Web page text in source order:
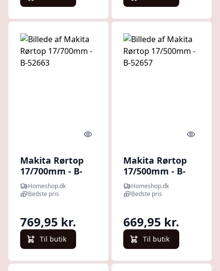
Quick look
Makita Rørtop
17/700mm - B-
52663
Homeshop.dk
Bedste pris
769,95 kr.
Til butik
Quick
Makita Rørtop
17/500mm - B-
52657
Homeshop.dk
Bedste pris
669,95 kr.
Til butik